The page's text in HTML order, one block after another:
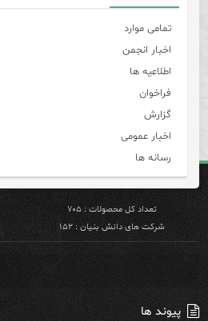
تمامی موارد
اخبار انجمن
اطلاعیه ها
فراخوان
گزارش
اخبار عمومی
رسانه ها
تعداد کل محصولات : ۷۰۵
شرکت های دانش بنیان : ۱۵۲
پیوند ها